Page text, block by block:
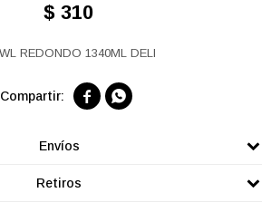
$ 310
REDONDO 1340ML DELI
 
Envíos
Retiros